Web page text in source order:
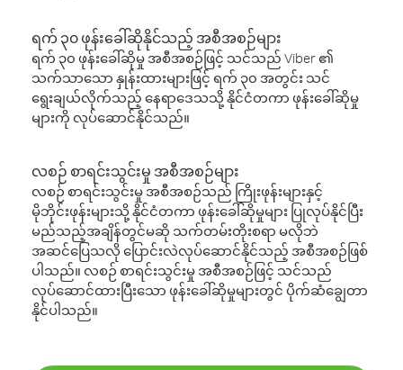
ရက် ၃၀ ဖုန်းခေါ်ဆိုနိုင်သည့် အစီအစဉ်များ
ရက် ၃၀ ဖုန်းခေါ်ဆိုမှု အစီအစဉ်ဖြင့် သင်သည် Viber ၏
သက်သာသော နှုန်းထားများဖြင့် ရက် ၃၀ အတွင်း သင်
ရွေးချယ်လိုက်သည့် နေရာဒေသသို့ နိုင်ငံတကာ ဖုန်းခေါ်ဆိုမှု
များကို လုပ်ဆောင်နိုင်သည်။
လစဉ် စာရင်းသွင်းမှု အစီအစဉ်များ
လစဉ် စာရင်းသွင်းမှု အစီအစဉ်သည် ကြိုးဖုန်းများနှင့်
မိုဘိုင်းဖုန်းများသို့ နိုင်ငံတကာ ဖုန်းခေါ်ဆိုမှုများ ပြုလုပ်နိုင်ပြီး
မည်သည့်အချိန်တွင်မဆို သက်တမ်းတိုးစရာ မလိုဘဲ
အဆင်ပြေသလို ပြောင်းလဲလုပ်ဆောင်နိုင်သည့် အစီအစဉ်ဖြစ်
ပါသည်။ လစဉ် စာရင်းသွင်းမှု အစီအစဉ်ဖြင့် သင်သည်
လုပ်ဆောင်ထားပြီးသော ဖုန်းခေါ်ဆိုမှုများတွင် ပိုက်ဆံချွေတာ
နိုင်ပါသည်။